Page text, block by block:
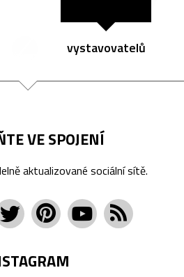
vystavovatelů
VE SPOJENÍ
aktualizované sociální sítě.